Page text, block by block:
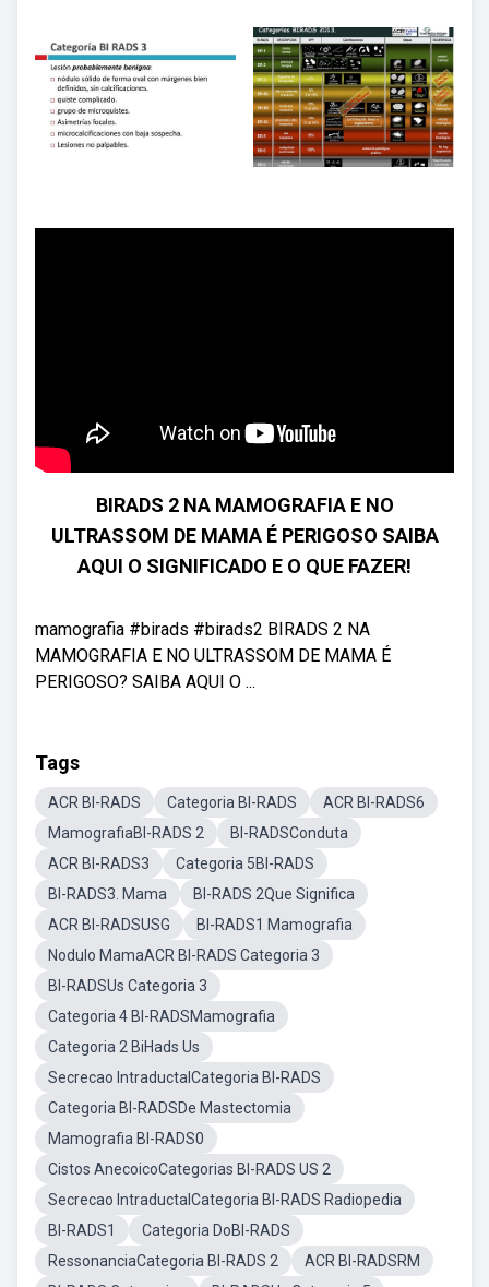
BIRADS 2 NA MAMOGRAFIA E NO
ULTRASSOM DE MAMA É PERIGOSO SAIBA
AQUI O SIGNIFICADO E O QUE FAZER!
mamografia #birads #birads2 BIRADS 2 NA
MAMOGRAFIA E NO ULTRASSOM DE MAMA É
PERIGOSO? SAIBA AQUI O ...
Tags
ACR BI-RADS Categoria BI-RADS
ACR BI-RADS6
MamografiaBI-RADS 2
BI-RADSConduta
ACR BI-RADS3
Categoria 5BI-RADS
BI-RADS3. Mama
BI-RADS 2Que Significa
ACR BI-RADSUSG
BI-RADS1 Mamografia
Nodulo MamaACR BI-RADS Categoria 3
BI-RADSUs Categoria 3
Categoria 4 BI-RADSMamografia
Categoria 2 BiHads Us
Secrecao IntraductalCategoria BI-RADS
Categoria BI-RADSDe Mastectomia
Mamografia BI-RADS0
Cistos AnecoicoCategorias BI-RADS US 2
Secrecao IntraductalCategoria BI-RADS Radiopedia
BI-RADS1
Categoria DoBI-RADS
RessonanciaCategoria BI-RADS 2
ACR BI-RADSRM